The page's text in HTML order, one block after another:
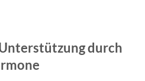
durch